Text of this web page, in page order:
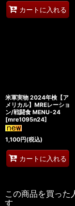
カートに入れる
米軍実物 2024年検【ア
メリカル】MREレーショ
ン/戦闘食 MENU-24
[mre1095n24]
1,100円(税込)
カートに入れる
この商品を買った
す